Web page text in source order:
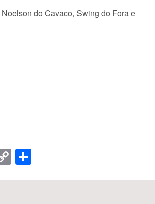
do Cavaco, Swing do Fora e
Copy
Link